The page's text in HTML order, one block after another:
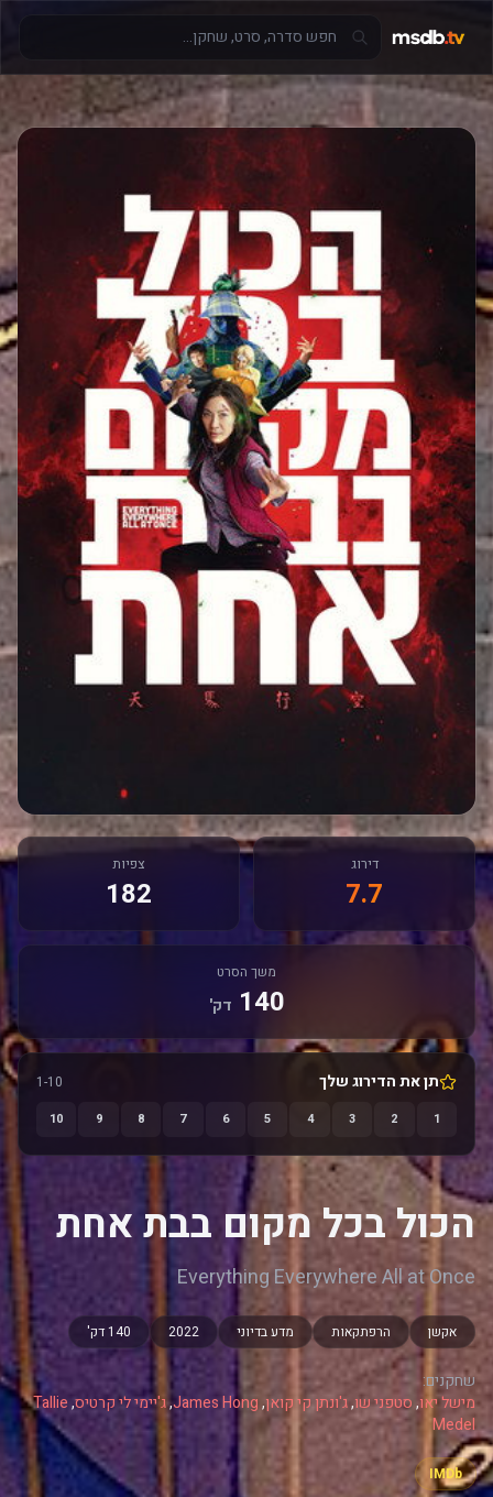
דירוג
7.7
צפיות
182
משך הסרט
140 דק'
תן את הדירוג שלך 1-10
1
2
3
4
5
6
7
8
9
10
הכול בכל מקום בבת אחת
Everything Everywhere All at Once
אקשן הרפתקאות מדע בדיוני 2022 140 דק'
שחקנים:
מישל יאו,סטפני שו,ג'ונתן קי קואן,
James Hong
,ג'יימי לי קרטיס,
Tallie
Medel
IMDb